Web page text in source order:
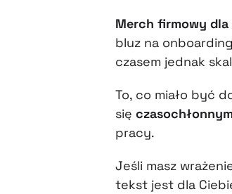
Merch firmowy dla
bluz na
czasem jednak
To, co miało być
się
pracy.
Jeśli masz
tekst jest dla